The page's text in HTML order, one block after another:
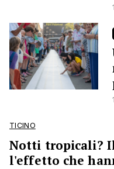
TICINO
Notti tropicali?
l'effetto che